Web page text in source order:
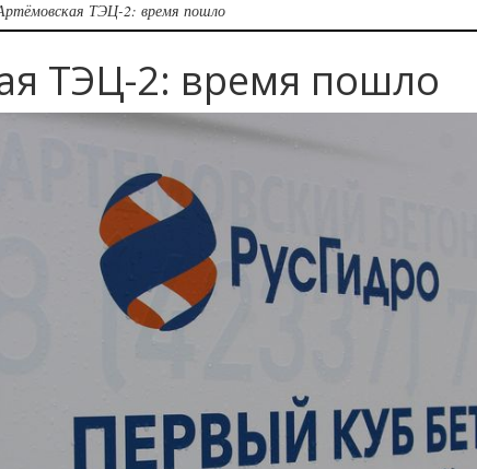
ТЭЦ-2: время пошло
ТЭЦ-2: время пошло